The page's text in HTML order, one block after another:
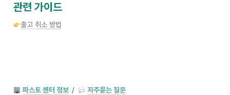
관련 가이드
출고 취소 방법
파스토 센터 정보 / 자주묻는 질문